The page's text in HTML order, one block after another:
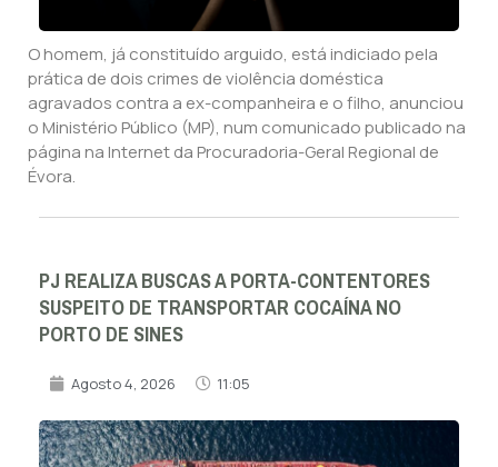
O homem, já constituído arguido, está indiciado pela
prática de dois crimes de violência doméstica
agravados contra a ex-companheira e o filho, anunciou
o Ministério Público (MP), num comunicado publicado na
página na Internet da Procuradoria-Geral Regional de
Évora.
PJ REALIZA BUSCAS A PORTA-CONTENTORES
SUSPEITO DE TRANSPORTAR COCAÍNA NO
PORTO DE SINES
Agosto 4, 2026 11:05